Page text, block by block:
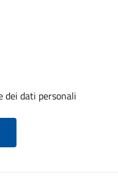
dei dati personali